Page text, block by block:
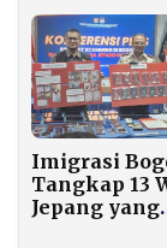
Imigrasi
Tangkap 13
Jepang yang